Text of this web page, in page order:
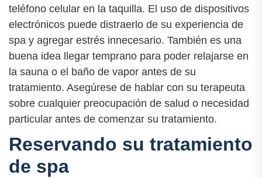
teléfono celular en la taquilla. El uso de dispositivos
electrónicos puede distraerlo de su experiencia de
spa y agregar estrés innecesario. También es una
buena idea llegar temprano para poder relajarse en
la sauna o el baño de vapor antes de su
tratamiento. Asegúrese de hablar con su terapeuta
sobre cualquier preocupación de salud o necesidad
particular antes de comenzar su tratamiento.
Reservando su tratamiento
de spa